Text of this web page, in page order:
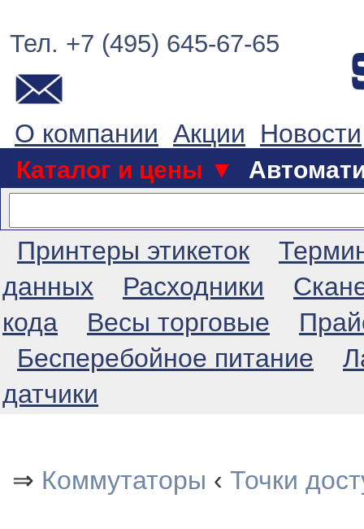
Тел. +7 (495) 645-67-65
О компании Акции Новости
Каталог и цены ▼
Принтеры этикеток
данных
Расходники
кода
Весы торговые
Бесперебойное питание
датчики
⇒ Коммутаторы ‹ Точки